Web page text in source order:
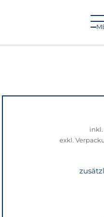
inkl.
exkl.